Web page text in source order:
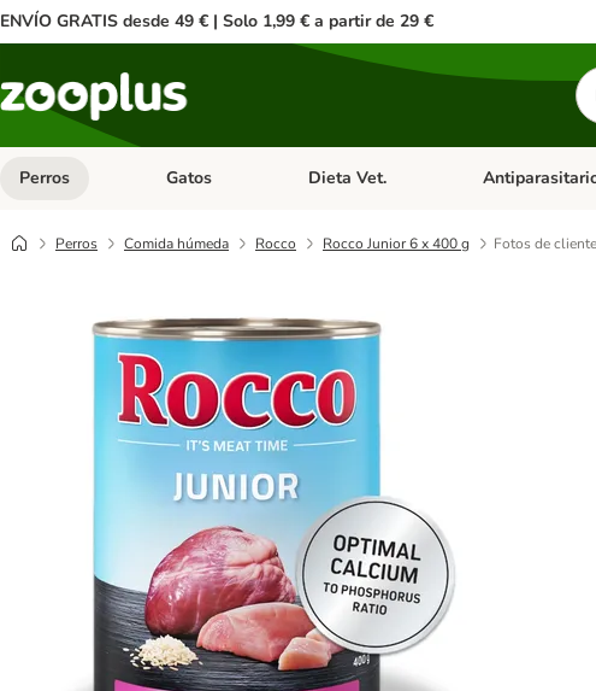
ENVÍO GRATIS desde 49 € | Solo 1,99 € a partir de 29 €
Perros Menú de categoria abierto: Perros
Gatos Menú de categoria abierto: Gatos
Dieta Vet. Menú de
Perros Comida húmeda Rocco Rocco Junior 6 x 400 g Fotos de